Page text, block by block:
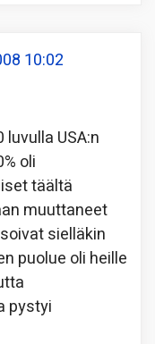
10:02
USA:n
oli
täältä
muuttaneet
sielläkin
puolue oli heille
pystyi